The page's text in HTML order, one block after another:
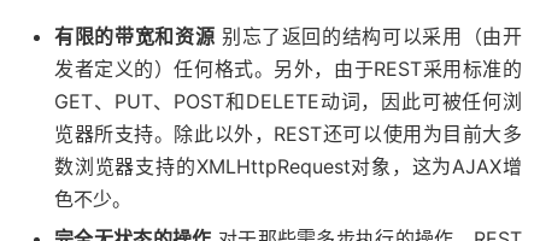
有限的带宽和资源 别忘了返回的结构可以采用（由开
发者定义的）任何格式。另外，由于REST采用标准的
GET、PUT、POST和DELETE动词，因此可被任何浏
览器所支持。除此以外，REST还可以使用为目前大多
数浏览器支持的XMLHttpRequest对象，这为AJAX增
色不少。